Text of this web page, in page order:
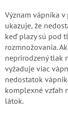
Význam vápnika
ukazuje, že
keď plazy sú pod
rozmnožovania.
neprirodzený tlak
vyžaduje viac
nedostatok
komplexné vzťah
látok.